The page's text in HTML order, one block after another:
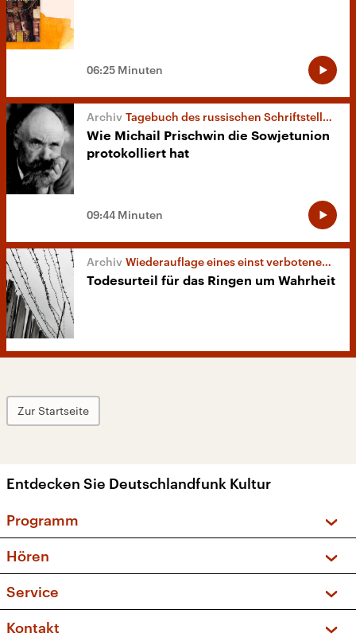
06:25 Minuten
Tagebuch des russischen Schriftstellers
Wie Michail Prischwin die Sowjetunion
protokolliert hat
09:44 Minuten
Wiederauflage eines einst verbotenen Romans
Todesurteil für das Ringen um Wahrheit
Zur Startseite
Entdecken Sie Deutschlandfunk Kultur
Programm
Sendungen und Podcasts
Musikliste
Kakadu – Das Kinderprogramm
Hören
Frequenzen (UKW + DAB+)
Service
FAQ
Kontakt